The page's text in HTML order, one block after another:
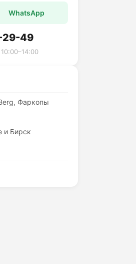
WhatsApp
29-49
Фаркопы
и Бирск